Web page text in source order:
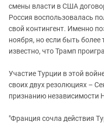
смены власти в США
Россия воспользовалась
свой контингент. Именно
ноября, но если быть
известно, что Трамп
Участие Турции в этой
своих двух резолюциях –
признанию независимости
"Франция сочла действия